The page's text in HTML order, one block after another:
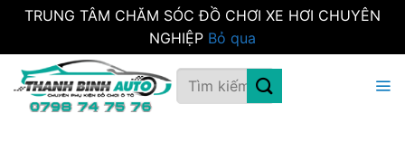
TRUNG TÂM CHĂM SÓC ĐỒ CHƠI XE HƠI CHUYÊN
NGHIỆP Bỏ qua
qua
Tìm
kiếm: